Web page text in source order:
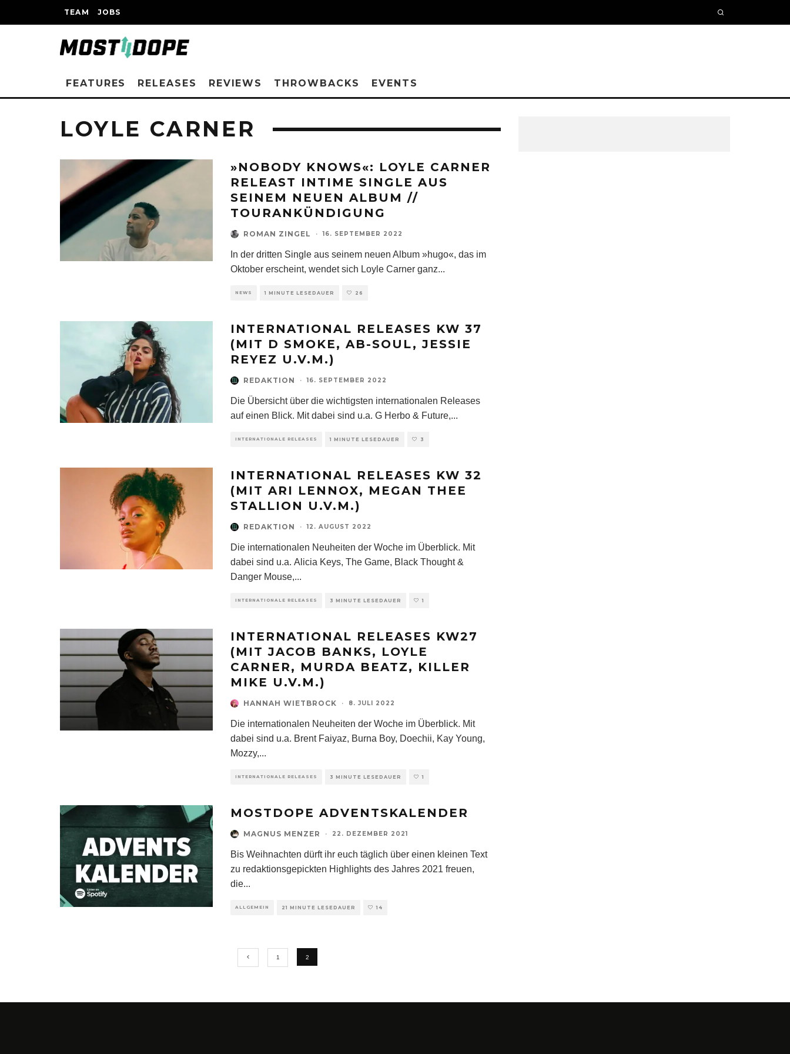
TEAM JOBS
FEATURES RELEASES REVIEWS THROWBACKS EVENTS
LOYLE CARNER
»NOBODY KNOWS«: LOYLE CARNER
RELEAST INTIME SINGLE AUS
SEINEM NEUEN ALBUM //
TOURANKÜNDIGUNG
ROMAN ZINGEL · 16. SEPTEMBER 2022
In der dritten Single aus seinem neuen Album »hugo«, das im
Oktober erscheint, wendet sich Loyle Carner ganz...
NEWS 1 MINUTE LESEDAUER 26
INTERNATIONAL RELEASES KW 37
(MIT D SMOKE, AB-SOUL, JESSIE
REYEZ U.V.M.)
REDAKTION · 16. SEPTEMBER 2022
Die Übersicht über die wichtigsten internationalen Releases
auf einen Blick. Mit dabei sind u.a. G Herbo & Future,...
INTERNATIONALE RELEASES 1 MINUTE LESEDAUER 3
INTERNATIONAL RELEASES KW 32
(MIT ARI LENNOX, MEGAN THEE
STALLION U.V.M.)
REDAKTION · 12. AUGUST 2022
Die internationalen Neuheiten der Woche im Überblick. Mit
dabei sind u.a. Alicia Keys, The Game, Black Thought &
Danger Mouse,...
INTERNATIONALE RELEASES 3 MINUTE LESEDAUER 1
INTERNATIONAL RELEASES KW27
(MIT JACOB BANKS, LOYLE
CARNER, MURDA BEATZ, KILLER
MIKE U.V.M.)
HANNAH WIETBROCK · 8. JULI 2022
Die internationalen Neuheiten der Woche im Überblick. Mit
dabei sind u.a. Brent Faiyaz, Burna Boy, Doechii, Kay Young,
Mozzy,...
INTERNATIONALE RELEASES 3 MINUTE LESEDAUER 1
MOSTDOPE ADVENTSKALENDER
MAGNUS MENZER · 22. DEZEMBER 2021
Bis Weihnachten dürft ihr euch täglich über einen kleinen Text
zu redaktionsgepickten Highlights des Jahres 2021 freuen,
die...
ALLGEMEIN 21 MINUTE LESEDAUER 14
1 2